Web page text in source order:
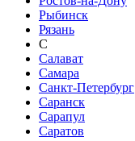
Рыбинск
Рязань
С
Салават
Самара
Санкт-Петербург
Саранск
Сарапул
Саратов